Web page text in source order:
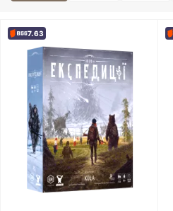
7.63